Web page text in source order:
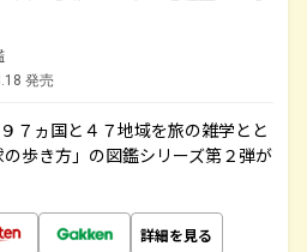
発売
７ヵ国と４７地域を旅の雑学とと
歩き方」の図鑑シリーズ第２弾が
詳細を見る